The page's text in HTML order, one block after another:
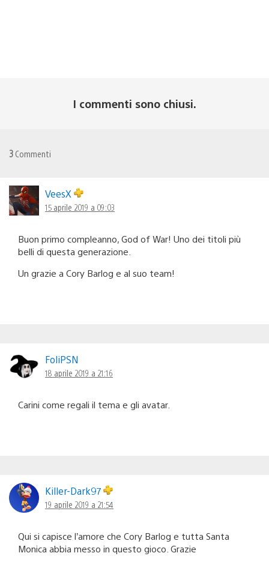
I commenti sono chiusi.
3 Commenti
VeesX
15 aprile 2019 a 09:03
Buon primo compleanno, God of War! Uno dei titoli più
belli di questa generazione.
Un grazie a Cory Barlog e al suo team!
FoliPSN
18 aprile 2019 a 21:16
Carini come regali il tema e gli avatar.
Killer-Dark97
19 aprile 2019 a 21:54
Qui si capisce l’amore che Cory Barlog e tutta Santa
Monica abbia messo in questo gioco. Grazie